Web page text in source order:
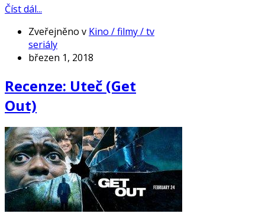
Číst dál...
Zveřejněno v Kino / filmy / tv
seriály
březen 1, 2018
Recenze: Uteč (Get
Out)